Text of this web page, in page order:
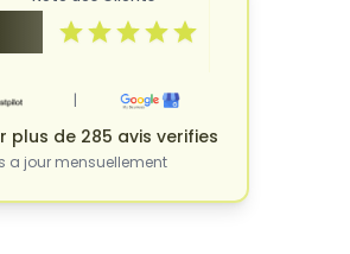
|
plus de 285 avis verifies
a jour mensuellement